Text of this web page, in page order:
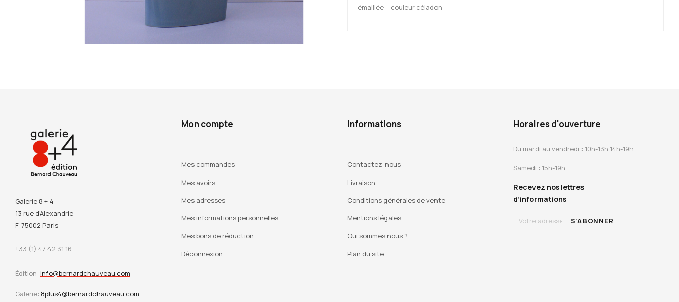
émaillée – couleur céladon
Galerie 8 + 4
13 rue d’Alexandrie
F-75002 Paris
+33 (1) 47 42 31 16
Édition: info@bernardchauveau.com
Galerie: 8plus4@bernardchauveau.com
Mon compte
Mes commandes
Mes avoirs
Mes adresses
Mes informations personnelles
Mes bons de réduction
Déconnexion
Informations
Contactez-nous
Livraison
Conditions générales de vente
Mentions légales
Qui sommes nous ?
Plan du site
Horaires d'ouverture
Du mardi au vendredi : 10h-13h 14h-19h
Samedi : 15h-19h
Recevez nos lettres
d’informations